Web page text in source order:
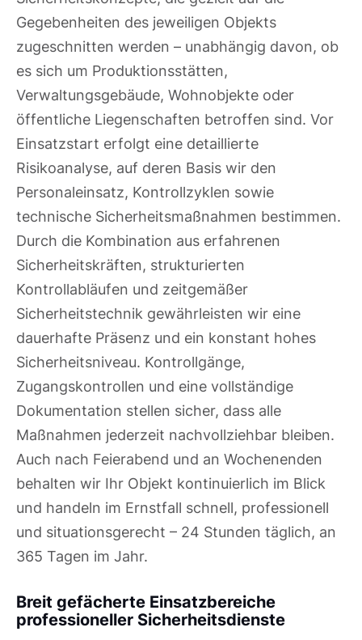
Gegebenheiten des jeweiligen Objekts
zugeschnitten werden – unabhängig davon, ob
es sich um Produktionsstätten,
Verwaltungsgebäude, Wohnobjekte oder
öffentliche Liegenschaften betroffen sind. Vor
Einsatzstart erfolgt eine detaillierte
Risikoanalyse, auf deren Basis wir den
Personaleinsatz, Kontrollzyklen sowie
technische Sicherheitsmaßnahmen bestimmen.
Durch die Kombination aus erfahrenen
Sicherheitskräften, strukturierten
Kontrollabläufen und zeitgemäßer
Sicherheitstechnik gewährleisten wir eine
dauerhafte Präsenz und ein konstant hohes
Sicherheitsniveau. Kontrollgänge,
Zugangskontrollen und eine vollständige
Dokumentation stellen sicher, dass alle
Maßnahmen jederzeit nachvollziehbar bleiben.
Auch nach Feierabend und an Wochenenden
behalten wir Ihr Objekt kontinuierlich im Blick
und handeln im Ernstfall schnell, professionell
und situationsgerecht – 24 Stunden täglich, an
365 Tagen im Jahr.
Breit gefächerte Einsatzbereiche
professioneller Sicherheitsdienste